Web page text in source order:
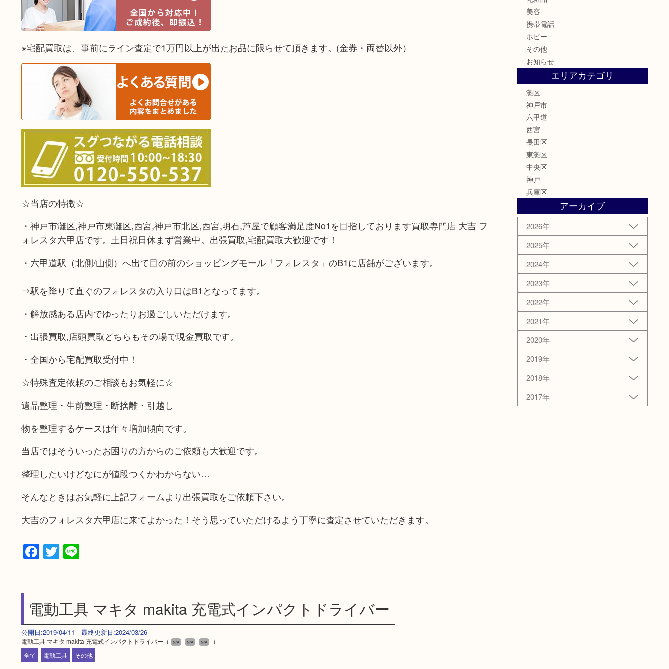
※宅配買取は、事前にライン査定で1万円以上が出たお品に限らせて頂きます。(金券・両替以外）
☆当店の特徴☆
・神戸市灘区,神戸市東灘区,西宮,神戸市北区,西宮,明石,芦屋で顧客満足度No1を目指しております買取専門店 大吉 フ
ォレスタ六甲店です。土日祝日休まず営業中。出張買取,宅配買取大歓迎です！
・六甲道駅（北側/山側）へ出て目の前のショッピングモール「フォレスタ」のB1に店舗がございます。
⇒駅を降りて直ぐのフォレスタの入り口はB1となってます。
・解放感ある店内でゆったりお過ごしいただけます。
・出張買取,店頭買取どちらもその場で現金買取です。
・全国から宅配買取受付中！
☆特殊査定依頼のご相談もお気軽に☆
遺品整理・生前整理・断捨離・引越し
物を整理するケースは年々増加傾向です。
当店ではそういったお困りの方からのご依頼も大歓迎です。
整理したいけどなにが値段つくかわからない…
そんなときはお気軽に上記フォームより出張買取をご依頼下さい。
大吉のフォレスタ六甲店に来てよかった！そう思っていただけるよう丁寧に査定させていただきます。
Facebook
Twitter
Line
電動工具 マキタ makita 充電式インパクトドライバー
公開日:2019/04/11 最終更新日:2024/03/26
電動工具 マキタ makita 充電式インパクトドライバー（ N/A N/A N/A
）
全て
電動工具 その他
美容
携帯電話
ホビー
その他
お知らせ
エリアカテゴリ
灘区
神戸市
六甲道
西宮
長田区
東灘区
中央区
神戸
兵庫区
アーカイブ
2026年
2025年
2024年
2023年
2022年
2021年
2020年
2019年
2018年
2017年